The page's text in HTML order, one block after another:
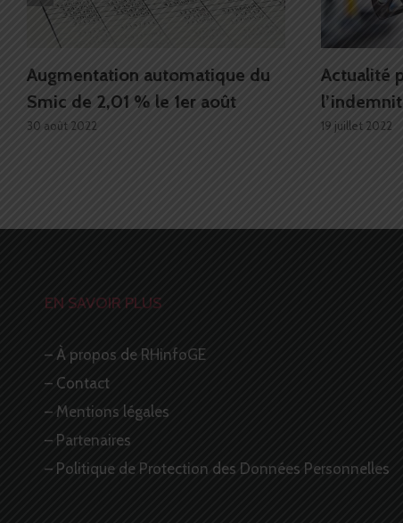
Augmentation automatique du
Smic de 2,01 % le 1er août
30 août 2022
Actualité
19 juillet 2022
EN SAVOIR PLUS
– À propos de RHinfoGE
– Contact
– Mentions légales
– Partenaires
– Politique de Protection des Données Personnelles